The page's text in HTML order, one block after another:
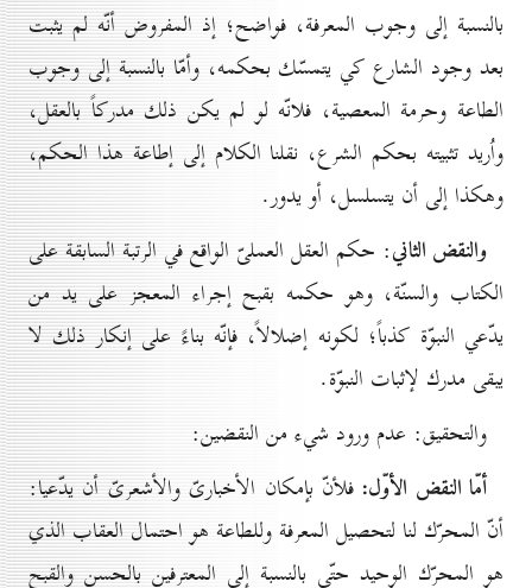
بالنسبة إلى وجوب المعرفة، فواضح؛ إذ المفروض أنّه لم يثبت
بعد وجود الشارع كي يتمسّك بحكمه، وأمّا بالنسبة إلى وجوب
الطاعة وحرمة المعصية، فلانّه لو لم يكن ذلك مدركاً بالعقل،
واُريد تثبيته بحكم الشرع، نقلنا الكلام إلى إطاعة هذا الحكم،
وهكذا إلى أن يتسلسل، أو يدور.
والنقض الثاني: حكم العقل العملىّ الواقع في الرتبة السابقة على
الكتاب والسنّة، وهو حكمه بقبح إجراء المعجز على يد من
يدّعي النبوّة كذباً؛ لكونه إضلالاً، فإنّه بناءً على إنكار ذلك لا
يبقى مدرك لإثبات النبوّة.
والتحقيق: عدم ورود شيء من النقضين:
أمّا النقض الأوّل: فلأنّ بإمكان الأخبارىّ والأشعرىّ أن يدّعيا:
أنّ المحرّك لنا لتحصيل المعرفة وللطاعة هو احتمال العقاب الذي
هو المحرّك الوحيد حتّى بالنسبة إلى المعترفين بالحسن والقبح